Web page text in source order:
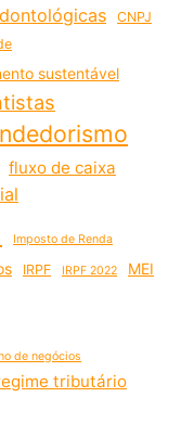
CNPJ
sustentável
fluxo de caixa
Imposto de Renda
IRPF IRPF 2022
MEI
de negócios
tributário